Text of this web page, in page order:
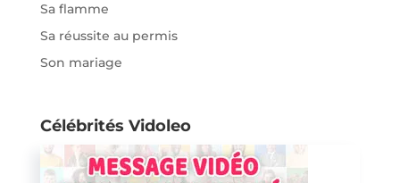
Sa flamme
Sa réussite au permis
Son mariage
Célébrités Vidoleo